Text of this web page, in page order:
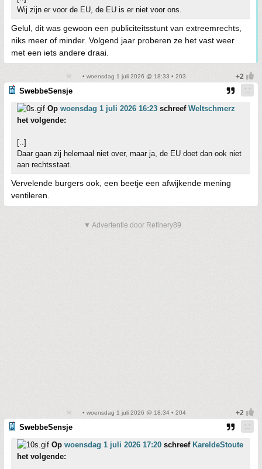
Wij zijn er voor de EU, de EU is er niet voor ons.
Gelul, dit was gewoon een publiciteitsstunt van extreemrechts,
niks meer of minder. Volgend jaar proberen ze het vast weer
met een iets andere draai.
• woensdag 1 juli 2026 @ 18:33 • 203
SwebbeSensje
Op woensdag 1 juli 2026 16:23 schreef Weltschmerz
het volgende:
[..]
Daar gaan zij helemaal niet over, maar ja, de EU doet dan ook niet
aan rechtsstaat.
Vervelende burgers ook, een beetje een afwijkende mening
ventileren.
▼ Advertentie door Refinery89
• woensdag 1 juli 2026 @ 18:34 • 204
SwebbeSensje
Op woensdag 1 juli 2026 17:20 schreef KareldeStoute
het volgende: